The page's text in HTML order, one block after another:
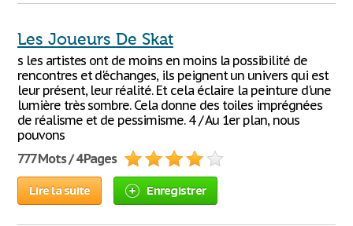
Les Joueurs De Skat
s les artistes ont de moins en moins la possibilité de
rencontres et d'échanges, ils peignent un univers qui est
leur présent, leur réalité. Et cela éclaire la peinture d'une
lumière très sombre. Cela donne des toiles imprégnées
de réalisme et de pessimisme. 4 / Au 1er plan, nous
pouvons
777 Mots / 4 Pages
Lire la suite Enregistrer